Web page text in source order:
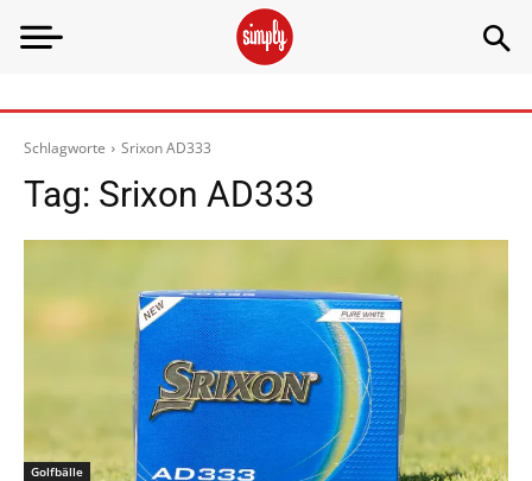
Schlagworte Srixon AD333
Tag: Srixon AD333
Golfbälle